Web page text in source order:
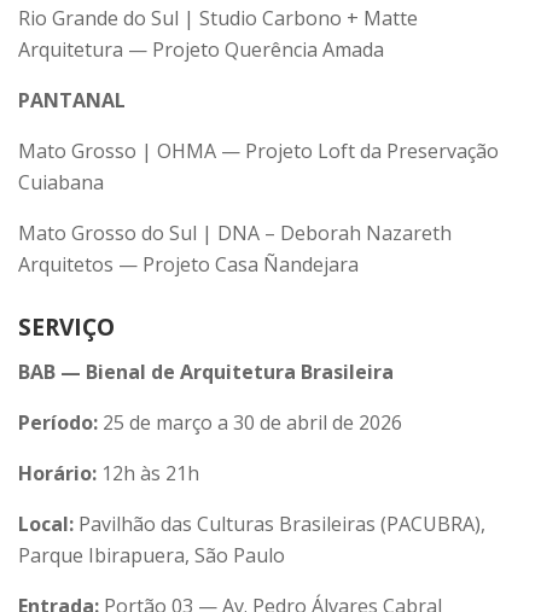
Rio Grande do Sul | Studio Carbono + Matte
Arquitetura — Projeto Querência Amada
PANTANAL
Mato Grosso | OHMA — Projeto Loft da Preservação
Cuiabana
Mato Grosso do Sul | DNA – Deborah Nazareth
Arquitetos — Projeto Casa Ñandejara
SERVIÇO
BAB — Bienal de Arquitetura Brasileira
Período: 25 de março a 30 de abril de 2026
Horário: 12h às 21h
Local: Pavilhão das Culturas Brasileiras (PACUBRA),
Parque Ibirapuera, São Paulo
Entrada: Portão 03 — Av. Pedro Álvares Cabral